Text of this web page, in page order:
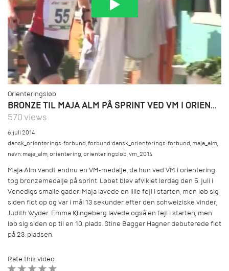
Orienteringsløb
BRONZE TIL MAJA ALM PÅ SPRINT VED VM I ORIENTERING 2014
570 views
6. juli 2014
dansk_orienterings-forbund,forbund:dansk_orienterings-forbund,maja_alm,
navn:maja_alm,orientering,orienteringsløb,vm_2014
Maja Alm vandt endnu en VM-medalje, da hun ved VM i orientering
tog bronzemedalje på sprint. Løbet blev afviklet lørdag den 5. juli i
Venedigs smalle gader. Maja lavede en lille fejl i starten, men løb sig
siden flot op og var i mål 13 sekunder efter den schweiziske vinder,
Judith Wyder. Emma Klingeberg lavede også en fejl i starten, men
løb sig siden op til en 10. plads. Stine Bagger Hagner debuterede flot
på 23. pladsen.
Rate this video